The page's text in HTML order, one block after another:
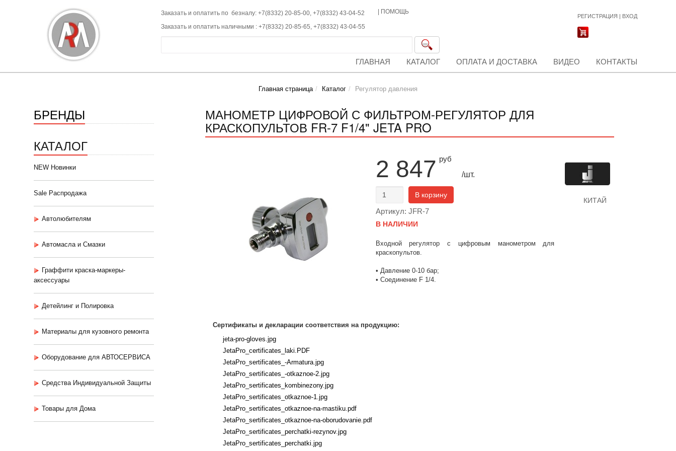
Заказать и оплатить по безналу: +7(8332) 20-85-00, +7(8332) 43-04-52
Заказать и оплатить наличными : +7(8332) 20-85-65, +7(8332) 43-04-55
ПОМОЩЬ
РЕГИСТРАЦИЯ | ВХОД
ГЛАВНАЯ КАТАЛОГ ОПЛАТА И ДОСТАВКА ВИДЕО КОНТАКТЫ
Главная страница Каталог Регулятор давления
БРЕНДЫ
КАТАЛОГ
NEW Новинки
Sale Распродажа
Автолюбителям
Автомасла и Смазки
Граффити краска-маркеры-
аксессуары
Детейлинг и Полировка
Материалы для кузовного ремонта
Оборудование для АВТОСЕРВИСА
Средства Индивидуальной Защиты
Товары для Дома
МАНОМЕТР ЦИФРОВОЙ С ФИЛЬТРОМ-РЕГУЛЯТОР ДЛЯ
КРАСКОПУЛЬТОВ FR-7 F1/4" JETA PRO
2 847 руб
/шт.
В корзину
Артикул: JFR-7
В НАЛИЧИИ
Входной регулятор с цифровым манометром для
краскопультов.
• Давление 0-10 бар;
• Соединение F 1/4.
КИТАЙ
Сертификаты и декларации соответствия на продукцию:
jeta-pro-gloves.jpg
JetaPro_certificates_laki.PDF
JetaPro_sertificates_-Armatura.jpg
JetaPro_sertificates_-otkaznoe-2.jpg
JetaPro_sertificates_kombinezony.jpg
JetaPro_sertificates_otkaznoe-1.jpg
JetaPro_sertificates_otkaznoe-na-mastiku.pdf
JetaPro_sertificates_otkaznoe-na-oborudovanie.pdf
JetaPro_sertificates_perchatki-rezynov.jpg
JetaPro_sertificates_perchatki.jpg